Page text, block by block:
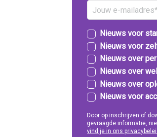
Nieuws voor
Nieuws voor
Nieuws over
Nieuws over
Nieuws over
Nieuws voor
Door op inschrijven of
gevraagde informatie,
vind je in ons